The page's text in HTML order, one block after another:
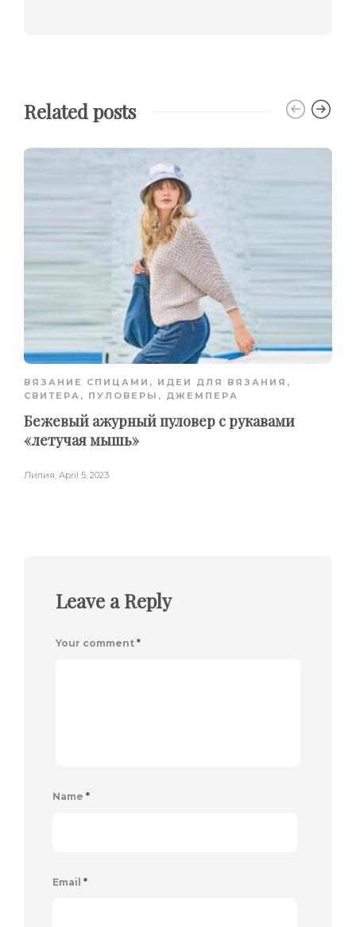
Related posts
ВЯЗАНИЕ СПИЦАМИ , ИДЕИ ДЛЯ ВЯЗАНИЯ ,
СВИТЕРА, ПУЛОВЕРЫ, ДЖЕМПЕРА
Бежевый ажурный пуловер с рукавами
«летучая мышь»
Лилия April 5, 2023
Leave a Reply
Your comment *
Name *
Email *